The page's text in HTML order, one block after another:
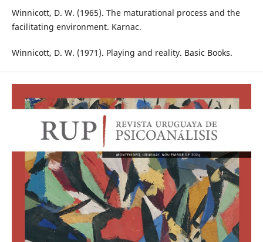
Winnicott, D. W. (1965). The maturational process and the
facilitating environment. Karnac.
Winnicott, D. W. (1971). Playing and reality. Basic Books.